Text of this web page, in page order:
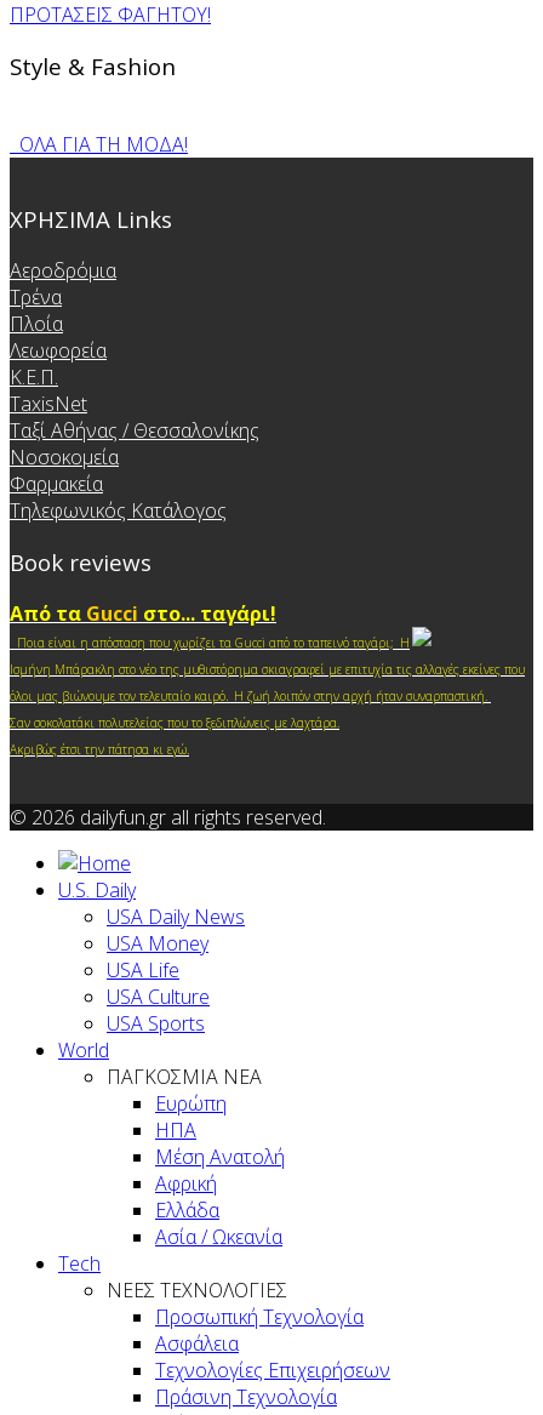
ΠΡΟΤΑΣΕΙΣ ΦΑΓΗΤΟΥ!
Style & Fashion
ΟΛΑ ΓΙΑ ΤΗ ΜΟΔΑ!
ΧΡΗΣΙΜΑ Links
Αεροδρόμια
Τρένα
Πλοία
Λεωφορεία
Κ.Ε.Π.
TaxisNet
Ταξί Αθήνας / Θεσσαλονίκης
Νοσοκομεία
Φαρμακεία
Τηλεφωνικός Κατάλογος
Book reviews
Από τα Gucci στο... ταγάρι!
Ποια είναι η απόσταση που χωρίζει τα Gucci από το ταπεινό ταγάρι; Η
Ισμήνη Μπάρακλη στο νέο της μυθιστόρημα σκιαγραφεί με επιτυχία τις αλλαγές εκείνες που
όλοι μας βιώνουμε τον τελευταίο καιρό. Η ζωή λοιπόν στην αρχή ήταν συναρπαστική.
Σαν σοκολατάκι πολυτελείας που το ξεδιπλώνεις με λαχτάρα.
Ακριβώς έτσι την πάτησα κι εγώ.
© 2026 dailyfun.gr all rights reserved.
U.S. Daily
USA Daily News
USA Money
USA Life
USA Culture
USA Sports
World
ΠΑΓΚΟΣΜΙΑ ΝΕΑ
Ευρώπη
ΗΠΑ
Μέση Ανατολή
Αφρική
Ελλάδα
Ασία / Ωκεανία
Tech
ΝΕΕΣ ΤΕΧΝΟΛΟΓΙΕΣ
Προσωπική Τεχνολογία
Ασφάλεια
Τεχνολογίες Επιχειρήσεων
Πράσινη Τεχνολογία